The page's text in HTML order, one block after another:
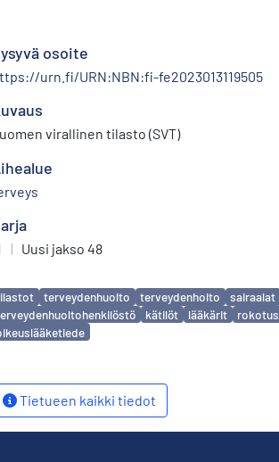
osoite
urn.fi/URN:NBN:fi-fe2023013119505
virallinen tilasto (SVT)
| Uusi jakso 48
terveydenhuolto terveydenhoito sairaalat
kätilöt lääkärit rokotus
Tietueen kaikki tiedot